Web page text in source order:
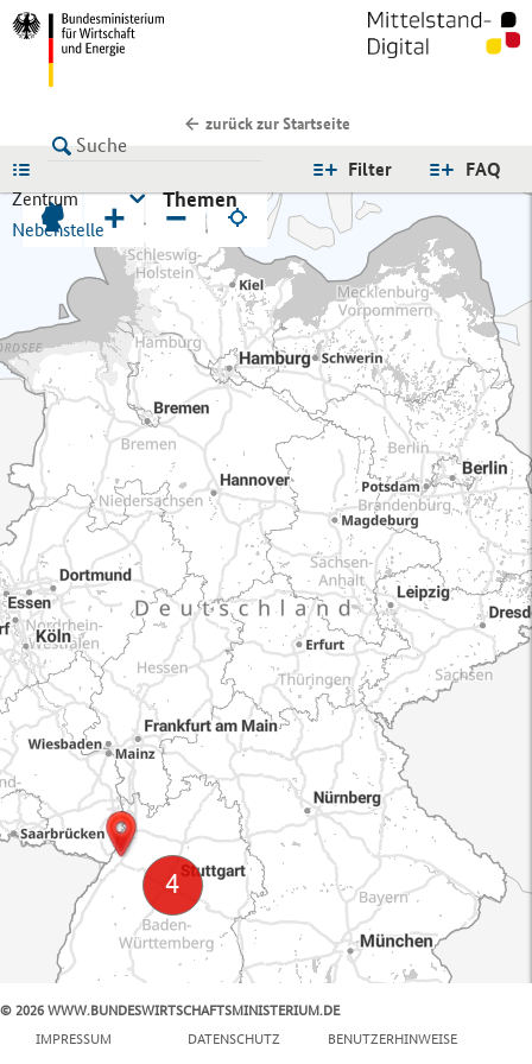
zurück zur Startseite
FAQ
Filter
Zentrum
Nebenstelle
Themen
+ −
© 2026 WWW.BUNDESWIRTSCHAFTSMINISTERIUM.DE
IMPRESSUM
DATENSCHUTZ BENUTZERHINWEISE